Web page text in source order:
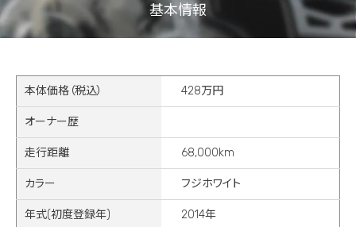
基本情報
本体価格（税込） 428万円
オーナー歴
走行距離 68,000km
カラー フジホワイト
年式(初度登録年) 2014年